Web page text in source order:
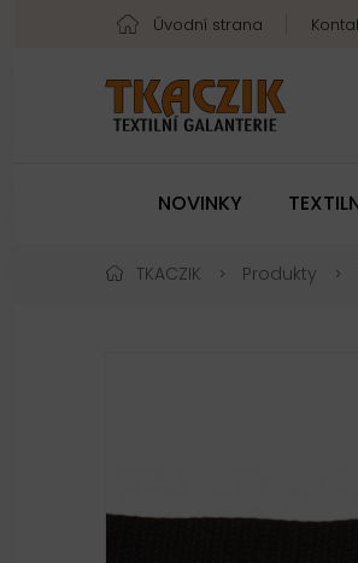
Úvodní strana
NOVINKY
TKACZIK Produkty